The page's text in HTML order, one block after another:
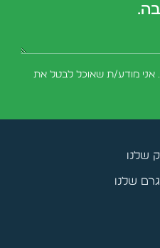
אני מודע/ת שאוכל לבטל את
שלנו
שלנו